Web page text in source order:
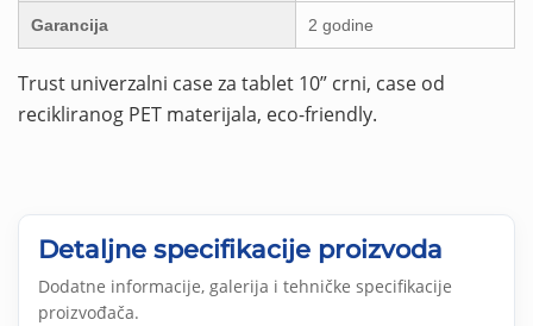
Garancija 2 godine
Trust univerzalni case za tablet 10” crni, case od
recikliranog PET materijala, eco-friendly.
Detaljne specifikacije proizvoda
Dodatne informacije, galerija i tehničke specifikacije
proizvođača.